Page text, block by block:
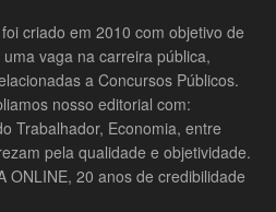
foi criado em 2010 com objetivo de
vaga na carreira pública,
a Concursos Públicos.
nosso editorial com:
Trabalhador, Economia, entre
pela qualidade e objetividade.
ONLINE, 20 anos de credibilidade